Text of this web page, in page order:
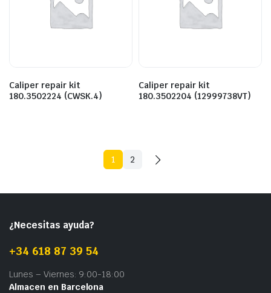
Caliper repair kit
180.3502224 (CWSK.4)
Caliper repair kit
180.3502204 (12999738VT)
1 2
¿Necesitas ayuda?
+34 618 87 39 54
Lunes – Viernes: 9:00-18:00
Almacen en Barcelona